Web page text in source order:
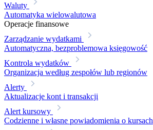
Waluty
Automatyka wielowalutowa
Operacje finansowe
Zarządzanie wydatkami
Automatyczna, bezproblemowa księgowość
Kontrola wydatków
Organizacja według zespołów lub regionów
Alerty
Aktualizacje kont i transakcji
Alert kursowy
Codzienne i własne powiadomienia o kursach